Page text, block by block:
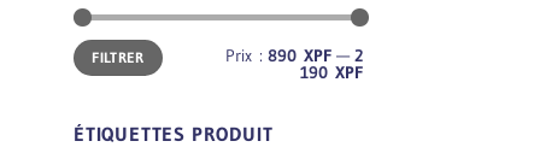
Prix
min
Prix
maxFILTRER Prix : 890 XPF — 2
190 XPF
ÉTIQUETTES PRODUIT